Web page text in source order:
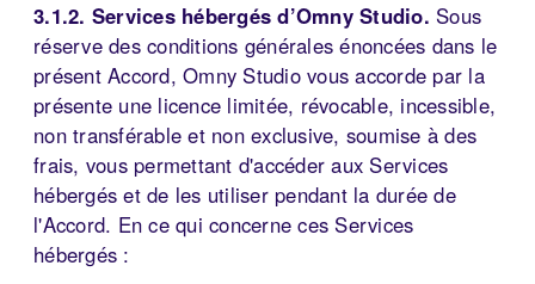
3.1.2. Services hébergés d’Omny Studio. Sous
réserve des conditions générales énoncées dans le
présent Accord, Omny Studio vous accorde par la
présente une licence limitée, révocable, incessible,
non transférable et non exclusive, soumise à des
frais, vous permettant d'accéder aux Services
hébergés et de les utiliser pendant la durée de
l'Accord. En ce qui concerne ces Services
hébergés :